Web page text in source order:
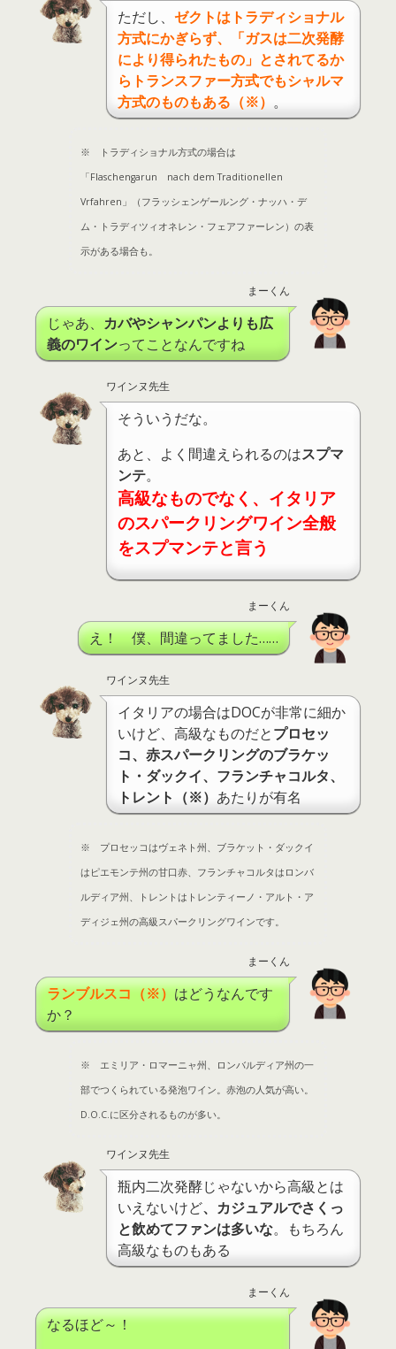
ただし、 ゼクトはトラディショナル
方式にかぎらず、「ガスは二次発酵
により得られたもの」とされてるか
らトランスファー方式でもシャルマ
方式のものもある（※） 。
※ トラディショナル方式の場合は
「Flaschengarun nach dem Traditionellen
Vrfahren」（フラッシェンゲールング・ナッハ・デ
ム・トラディツィオネレン・フェアファーレン）の表
示がある場合も。
まーくん
じゃあ、カバやシャンパンよりも広
義のワインってことなんですね
ワインヌ先生
そういうだな。
あと、よく間違えられるのはスプマ
ンテ。
高級なものでなく、イタリア
のスパークリングワイン全般
をスプマンテと言う
まーくん
え！ 僕、間違ってました……
ワインヌ先生
イタリアの場合はDOCが非常に細か
いけど、高級なものだとプロセッ
コ、赤スパークリングのブラケッ
ト・ダックイ、フランチャコルタ、
トレント（※） あたりが有名
※ プロセッコはヴェネト州、ブラケット・ダックイ
はピエモンテ州の甘口赤、フランチャコルタはロンバ
ルディア州、トレントはトレンティーノ・アルト・ア
ディジェ州の高級スパークリングワインです。
まーくん
ランブルスコ（※）はどうなんです
か？
※ エミリア・ロマーニャ州、ロンバルディア州の一
部でつくられている発泡ワイン。赤泡の人気が高い。
D.O.C.に区分されるものが多い。
ワインヌ先生
瓶内二次発酵じゃないから高級とは
いえないけど、カジュアルでさくっ
と飲めてファンは多いな。もちろん
高級なものもある
まーくん
なるほど～！